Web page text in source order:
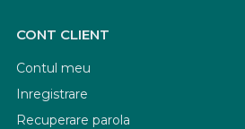
CONT CLIENT
Contul meu
Inregistrare
Recuperare parola